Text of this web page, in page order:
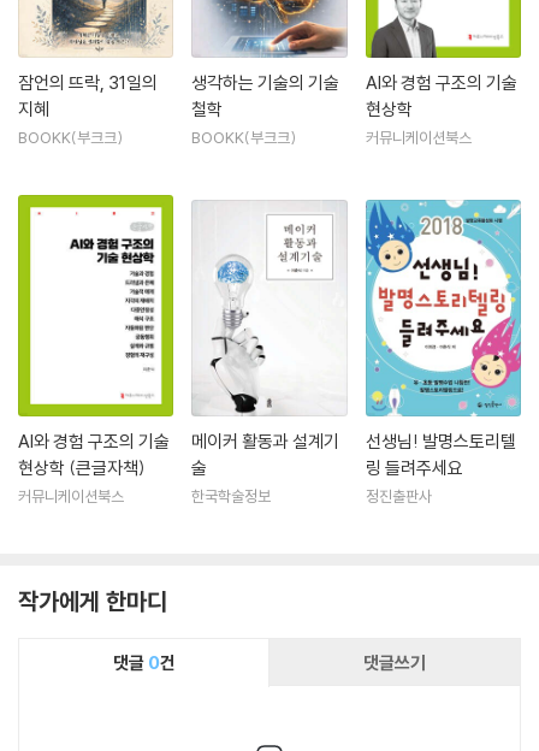
잠언의 뜨락, 31일의
지혜
BOOKK(부크크)
생각하는 기술의 기술
철학
BOOKK(부크크)
AI와 경험 구조의 기술
현상학
커뮤니케이션북스
AI와 경험 구조의 기술
현상학 (큰글자책)
커뮤니케이션북스
메이커 활동과 설계기
술
한국학술정보
선생님! 발명스토리텔
링 들려주세요
정진출판사
작가에게 한마디
댓글 0건 댓글쓰기